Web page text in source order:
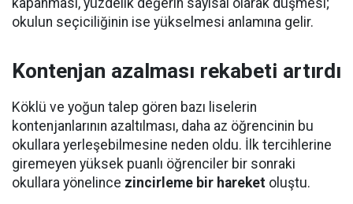
kapanması, yüzdelik değerin sayısal olarak düşmesi;
okulun seçiciliğinin ise yükselmesi anlamına gelir.
Kontenjan azalması rekabeti artırdı
Köklü ve yoğun talep gören bazı liselerin
kontenjanlarının azaltılması, daha az öğrencinin bu
okullara yerleşebilmesine neden oldu. İlk tercihlerine
giremeyen yüksek puanlı öğrenciler bir sonraki
okullara yönelince zincirleme bir hareket oluştu.